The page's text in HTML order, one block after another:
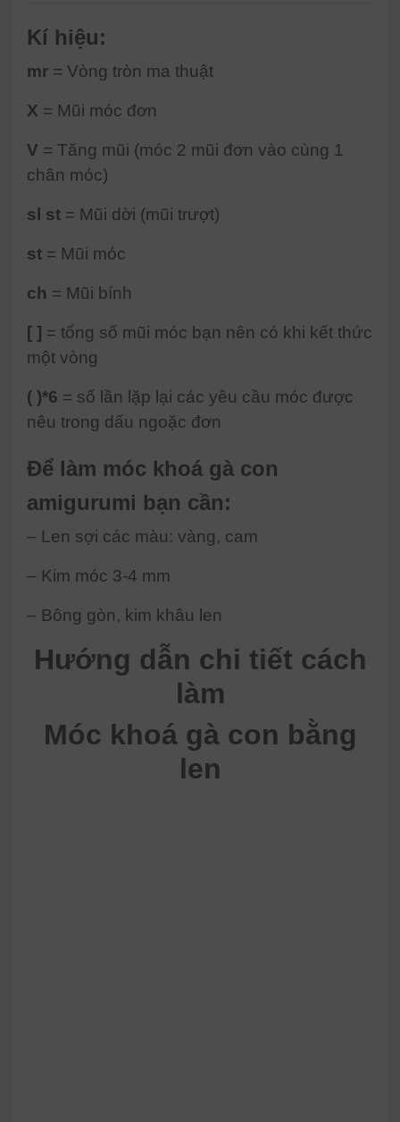
Kí hiệu:
mr = Vòng tròn ma thuật
X = Mũi móc đơn
V = Tăng mũi (móc 2 mũi đơn vào cùng 1
chân móc)
sl st = Mũi dời (mũi trượt)
st = Mũi móc
ch = Mũi bính
[ ] = tổng số mũi móc bạn nên có khi kết thức
một vòng
( )*6 = số lần lặp lại các yêu cầu móc được
nêu trong dấu ngoặc đơn
Để làm móc khoá gà con
amigurumi bạn cần:
– Len sợi các màu: vàng, cam
– Kim móc 3-4 mm
– Bông gòn, kim khâu len
Hướng dẫn chi tiết cách
làm
Móc khoá gà con bằng
len